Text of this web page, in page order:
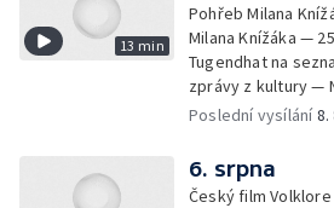
13 min
Pohřeb Milana
Milana Knížáka —
Tugendhat na
zprávy z kultury —
festivalu Brutal
Poslední vysílání8.
6. srpna
Český film